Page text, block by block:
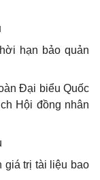
hạn bảo quản
Đại biểu Quốc
Hội đồng nhân
giá trị tài liệu bao